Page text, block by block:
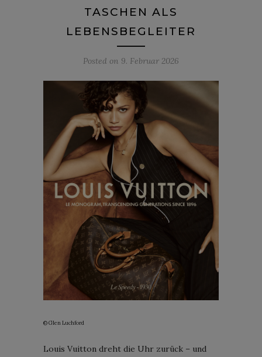
TASCHEN ALS
LEBENSBEGLEITER
Posted on 9. Februar 2026
© Glen Luchford
Louis Vuitton dreht die Uhr zurück – und